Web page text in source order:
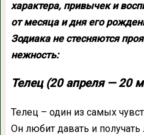
характера, привычек и
от месяца и дня его
Зодиака не стесняются
нежность:
Телец (20 апреля — 20
Телец – один из самых
Он любит давать и